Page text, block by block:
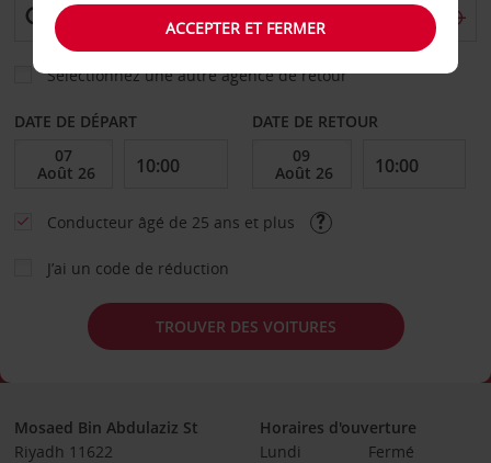
Sélectionnez une autre agence de retour
DATE DE DÉPART DATE DE RETOUR
Conducteur âgé de 25 ans et plus
J’ai un code de réduction
TROUVER DES VOITURES
Mosaed Bin Abdulaziz St
Riyadh 11622
Horaires d'ouverture
Lundi
Fermé
ACCEPTER ET FERMER